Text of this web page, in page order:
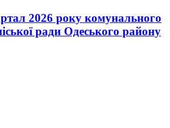
2026 року комунального
ради Одеського району